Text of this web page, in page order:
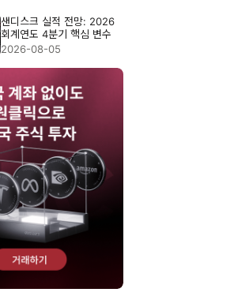
샌디스크 실적 전망: 2026
회계연도 4분기 핵심 변수
2026-08-05